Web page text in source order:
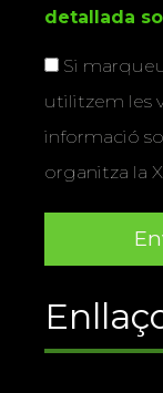
detallada
Si
utilitzem les
informació
organitza la